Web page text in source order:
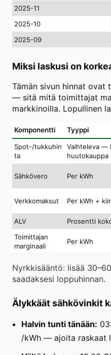
2025-11
2025-10
2025-09
Miksi laskusi on
Tämän sivun hinnat ovat
— sitä mitä toimittajat
markkinoilla. Lopullinen
Komponentti Tyyppi
Spot-/tukkuhin
ta
Vaihteleva —
huutokauppa
Sähkövero Per kWh
Verkkomaksut Per kWh +
ALV
Prosentti
Toimittajan
marginaali
Per kWh
Nyrkkisääntö: lisää
saadaksesi loppuhinnan.
Älykkäät sähkövinkit
Halvin tunti tänään:
/kWh — ajoita raskaat